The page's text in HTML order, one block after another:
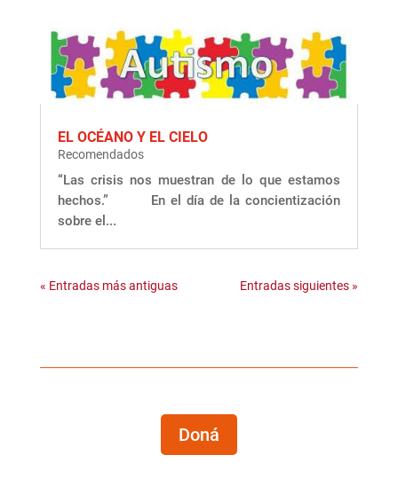
EL OCÉANO Y EL CIELO
Recomendados
“Las crisis nos muestran de lo que estamos
hechos.” En el día de la concientización
sobre el...
« Entradas más antiguas Entradas siguientes »
Doná